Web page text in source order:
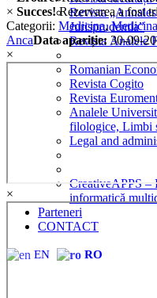
Revista
Jurisprudentia”
Revista Analele
Romanian
Revista Cogito
Revista
Analele
filologice, Limbi
Legal and
CreativeAPPS –
informatică
Parteneri
CONTACT
EN RO
× Succes!Rezervarea a fost
Categorii: Medicina,Medicina
AncaData apariție: 30-09-
×
×